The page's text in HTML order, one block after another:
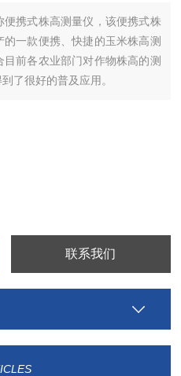
便携式株高测量仪，该便携式株
一款便携、快捷的玉米株高测
前各农业部门对作物株高的测
了很好的普及应用。
联系我们